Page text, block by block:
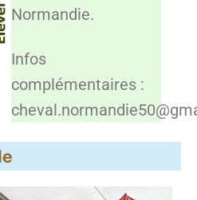
Normandie.
Infos
complémentaires :